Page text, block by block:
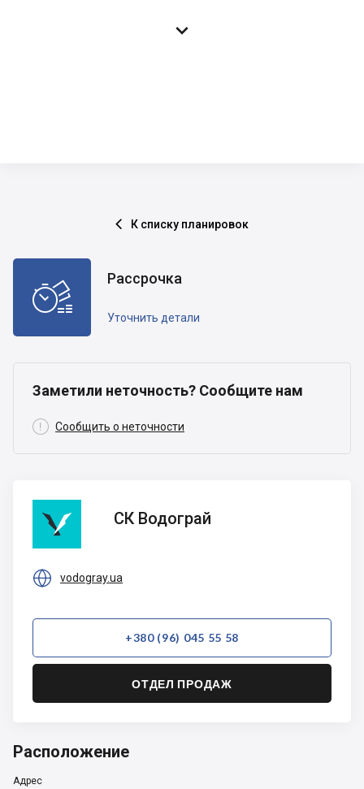

 К списку планировок

Рассрочка
Уточнить детали
Заметили неточность? Сообщите нам
 Сообщить о неточности
Водограй
СК Водограй
 vodogray.ua
+380 (96) 045 55 58
ОТДЕЛ ПРОДАЖ
Расположение
Адрес